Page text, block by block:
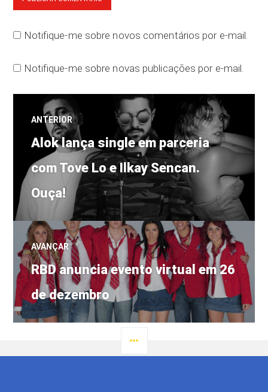
Notifique-me sobre novos comentários por e-mail.
Notifique-me sobre novas publicações por e-mail.
Navegação
de
Post
ANTERIOR
Post
anterior:
Alok lança single em parceria
com Tove Lo e Ilkay Sencan.
Ouça!
AVANÇAR
Próximo
post:
RBD anuncia evento virtual em 26
de dezembro